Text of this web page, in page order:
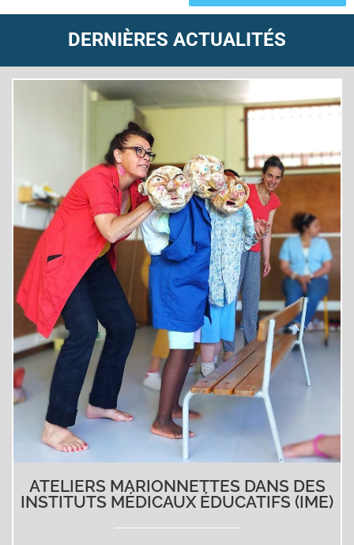
DERNIÈRES ACTUALITÉS
ATELIERS MARIONNETTES DANS DES
INSTITUTS MÉDICAUX ÉDUCATIFS (IME)